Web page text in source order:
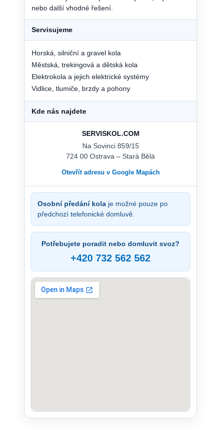
nebo další vhodné řešení.
Servisujeme
Horská, silniční a gravel kola
Městská, trekingová a dětská kola
Elektrokola a jejich elektrické systémy
Vidlice, tlumiče, brzdy a pohony
Kde nás najdete
SERVISKOL.COM
Na Sovinci 859/15
724 00 Ostrava – Stará Bělá
Otevřít adresu v Google Mapách
Osobní předání kola je možné pouze po
předchozí telefonické domluvě.
Potřebujete poradit nebo domluvit svoz?
+420 732 562 562